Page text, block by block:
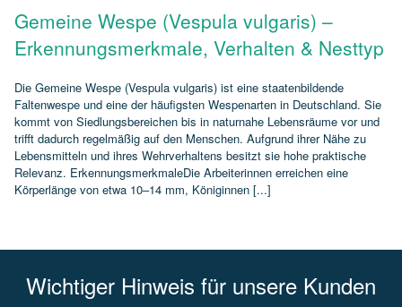
Gemeine Wespe (Vespula vulgaris) –
Erkennungsmerkmale, Verhalten & Nesttyp
Die Gemeine Wespe (Vespula vulgaris) ist eine staatenbildende
Faltenwespe und eine der häufigsten Wespenarten in Deutschland. Sie
kommt von Siedlungsbereichen bis in naturnahe Lebensräume vor und
trifft dadurch regelmäßig auf den Menschen. Aufgrund ihrer Nähe zu
Lebensmitteln und ihres Wehrverhaltens besitzt sie hohe praktische
Relevanz. ErkennungsmerkmaleDie Arbeiterinnen erreichen eine
Körperlänge von etwa 10–14 mm, Königinnen [...]
Wichtiger Hinweis für unsere Kunden